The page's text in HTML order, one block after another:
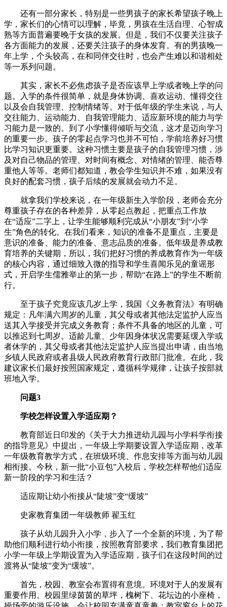
还有一部分家长，特别是一些男孩子的家长希望孩子晚上
学，家长们的心情可以理解，毕竟，男孩在生活自理、心智成
熟等方面普遍要晚于女孩的发展。但是，我们不仅要关注孩子
各方面能力的发展，还要关注孩子的身体发育。有的男孩晚一
年上学，个头较高，在和同伴交往时，也会产生难以和谐相处
等一系列问题。
其实，家长不必焦虑孩子是否应该早上学或者晚上学的问
题。入学的条件很简单，就是身体协调、喜欢运动、懂得交往
以及会自我管理、控制情绪等。对于低年级的学生来说，与人
交往能力、运动能力、自我管理能力、适应新环境的能力与学
习能力是一致的。到了小学懂得倾听与交流，这才是迈向学习
的重要一步。孩子的零起点学习也并不可怕，学前培养好习惯
比学习知识更重要。这种习惯主要是孩子的自我管理习惯，涉
及对自己物品的管理、对时间有概念、对情绪的管理、能否尊
重他人等等。老师们都知道，教会学生知识并不难，如果没有
良好的配套习惯，孩子后续的发展就会动力不足。
就拿我们学校来说，在一年级新生入学阶段，老师会充分
尊重孩子存在的各种差异，从零起点教起，把重点工作放
在“适应”二字上，让学生能够顺利完成从“小朋友”到“小学
生”角色的转化。在我们看来，知识的准备不是重点，主要是
意识的准备、能力的准备、意志品质的准备。低年级是养成教
育培养的关键期，所以，我们把好习惯的养成教育作为一年级
的核心内容，通过细致入微的指导和学生喜闻乐见的童谣形
式，开启学生儒雅举止的第一步，帮助“在路上”的学生不断前
行。
至于孩子究竟应该几岁上学，我国《义务教育法》有明确
规定：凡年满六周岁的儿童，其父母或者其他法定监护人应当
送其入学接受并完成义务教育；条件不具备的地区的儿童，可
以推迟到七周岁。适龄儿童、少年因身体状况需要延缓入学或
者休学的，其父母或者其他法定监护人应当提出申请，由当地
乡镇人民政府或者县级人民政府教育行政部门批准。在此，我
建议家长们最好按照国家规定，遵循科学规律，让孩子按部就
班地入学。
问题3
学校怎样设置入学适应期？
教育部近日印发的《关于大力推进幼儿园与小学科学衔接
的指导意见》中提出，一年级上学期要设置入学适应期，改革
一年级教育教学方式，在班级环境、作息安排等方面与幼儿园
相衔接。今秋，新一批“小豆包”入校后，学校怎样帮他们适应
新一阶段的学习和生活？
适应期让幼小衔接从“陡坡”变“缓坡”
史家教育集团一年级教师 翟玉红
孩子从幼儿园升入小学，步入了一个全新的环境，为了帮
助他们顺利进行幼小衔接，按照教育部要求，我们教育集团把
小学一年级上学期设置为入学适应期，孩子们在这段时间的过
渡将从“陡坡”变为“缓坡”。
首先，校园、教室会布置得有意境。环境对于人的发展有
重要作用。校园里绿茵茵的草坪，槐树下、花坛边的小座椅，